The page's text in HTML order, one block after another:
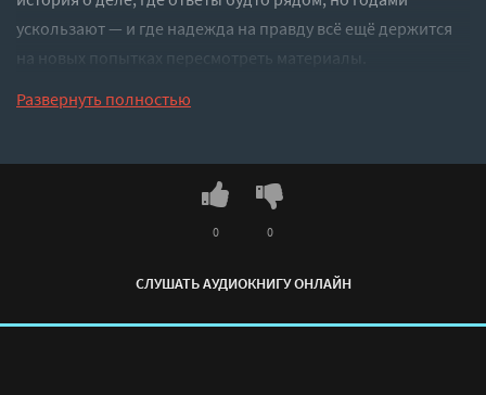
ускользают — и где надежда на правду всё ещё держится
на новых попытках пересмотреть материалы.
Развернуть полностью
СЛУШАТЬ АУДИОКНИГУ ОНЛАЙН
0 0